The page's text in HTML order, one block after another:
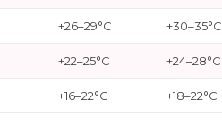
+26–29°C +30–35°C
+22–25°C +24–28°C
+16–22°C +18–22°C